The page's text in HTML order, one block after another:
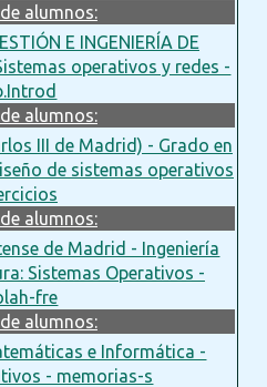
alumnos:
E INGENIERÍA DE
operativos y redes -
alumnos:
III de Madrid) - Grado en
de sistemas operativos
alumnos:
de Madrid - Ingeniería
Sistemas Operativos -
fre
alumnos:
e Informática -
- memorias-s